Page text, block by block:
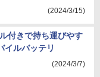
(2024/3/15)
付きで持ち運びやす
イルバッテリ
(2024/3/7)